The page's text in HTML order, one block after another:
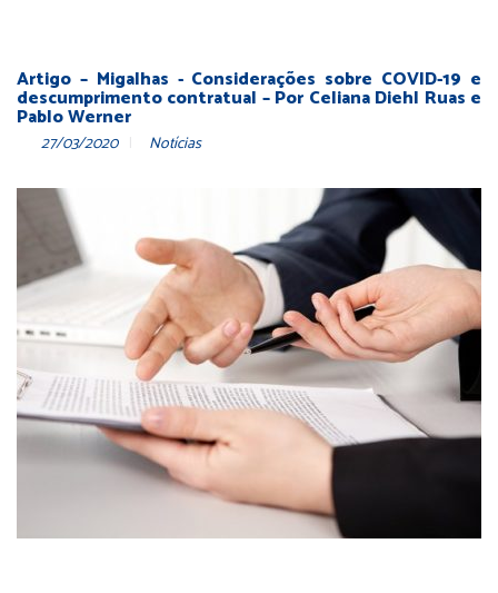
Artigo – Migalhas - Considerações sobre COVID-19 e
descumprimento contratual – Por Celiana Diehl Ruas e
Pablo Werner
27/03/2020 Notícias